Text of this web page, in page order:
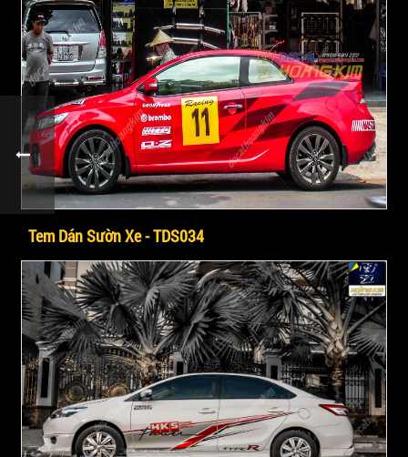
Tem Dán Sườn Xe - TDS034